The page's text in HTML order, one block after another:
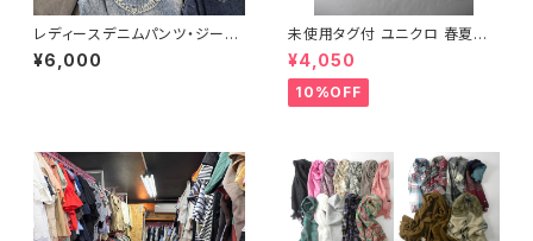
レディースデニムパンツ・ジーン
ズ30点セット（オールシーズン）
¥6,000
未使用タグ付 ユニクロ 春夏レ
ディース15点セット Tシャツ+ニ
ット+ワンピース+ジャケット＋ブ
ラトップ等
¥4,050
10%OFF